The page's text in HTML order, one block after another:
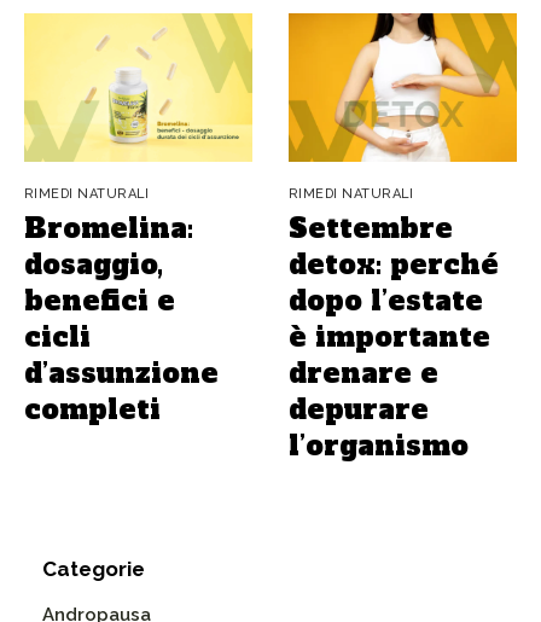
RIMEDI NATURALI
Bromelina:
dosaggio,
benefici e
cicli
d’assunzione
completi
RIMEDI NATURALI
Settembre
detox: perché
dopo l’estate
è importante
drenare e
depurare
l’organismo
Categorie
Andropausa